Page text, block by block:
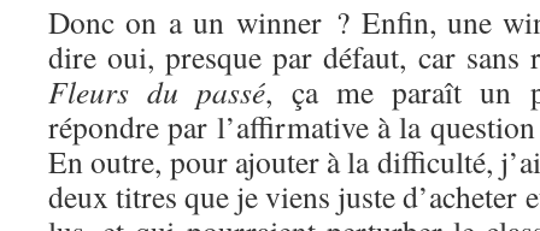
Donc on a un winner ? Enfin, une
dire oui, presque par défaut, car sans
Fleurs du passé, ça me paraît un
répondre par l’affirmative à la
En outre, pour ajouter à la difficulté,
deux titres que je viens juste d’acheter